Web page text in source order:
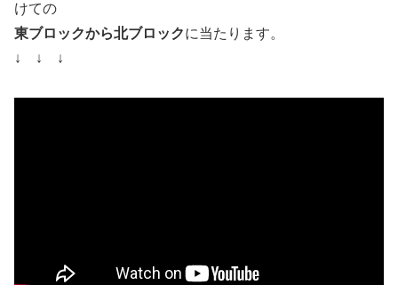
けての
東ブロックから北ブロックに当たります。
↓ ↓ ↓